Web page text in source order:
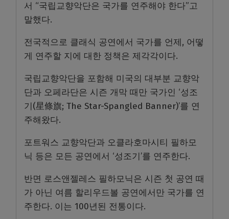
서 “국립교향악단은 국가를 연주해야 한다”고
말했다.
전국적으로 클래식 공연에서 국가를 언제, 어떻
게 연주할 지에 대한 정책은 제각각이다.
국립교향악단을 포함해 미국의 대부분 교향악
단과 오페라단은 시즌 개막 때만 국가인 ‘성조
기(星條旗; The Star-Spangled Banner)’를 연
주해왔다.
포트워스 교향악단과 오클라호마시티 필하모
닉 등은 모든 공연에서 ‘성조기’를 연주한다.
반면 로스앤젤레스 필하모닉은 시즌 첫 공연 때
가 아닌 여름 할리우드볼 공연에서만 국가를 연
주한다. 이는 100년된 전통이다.